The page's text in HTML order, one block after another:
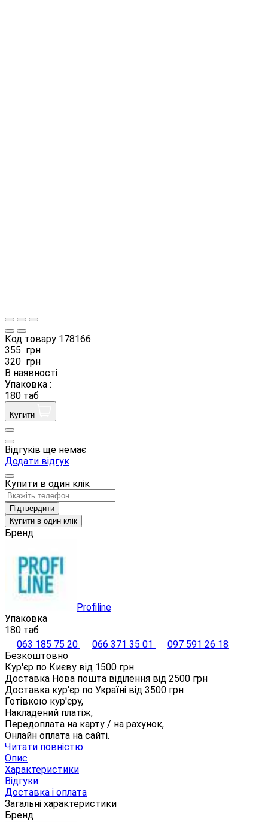
Код товару 178166
355 грн
320 грн
В наявності
Упаковка :
180 таб
Купити
Відгуків ще немає
Додати відгук
Купити в один клік
Підтвердити
Купити в один клік
Бренд
Profiline
Упаковка
180 таб
063 185 75 20
066 371 35 01
097 591 26 18
Безкоштовно
Кур'єр по Києву від 1500 грн
Доставка Нова пошта віділення від 2500 грн
Доставка кур'єр по Україні від 3500 грн
Готівкою кур'єру,
Накладений платіж,
Передоплата на карту / на рахунок,
Онлайн оплата на сайті.
Читати повністю
Опис
Характеристики
Відгуки
Доставка і оплата
Загальні характеристики
Бренд